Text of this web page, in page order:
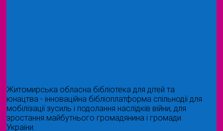
Житомирська обласна бібліотека для дітей та
юнацтва - інноваційна бібліоплатформа спільнодії для
мобілізації зусиль і подолання наслідків війни, для
зростання майбутнього громадянина і громади
України.